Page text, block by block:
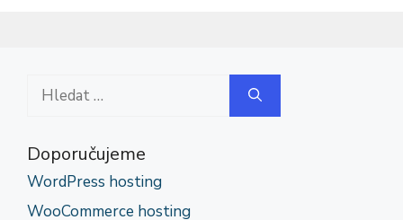
Hledat:
Doporučujeme
WordPress hosting
WooCommerce hosting